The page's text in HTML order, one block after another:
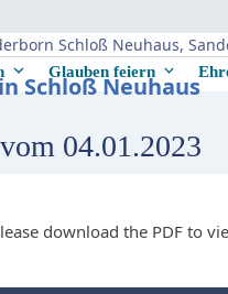
Schloß Neuhaus,
Schloß Neuhaus
Glauben feiern
04.01.2023
download the PDF to